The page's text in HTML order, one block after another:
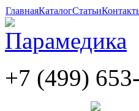
ГлавнаяКаталогСтатьи
+7 (499)